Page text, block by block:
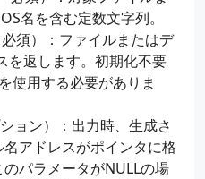
名を含む定数文字列。
必須）：ファイルまたはデ
を返します。初期化不要
使用する必要がありま
ション）：出力時、生成さ
アドレスがポインタに格
パラメータがNULLの場